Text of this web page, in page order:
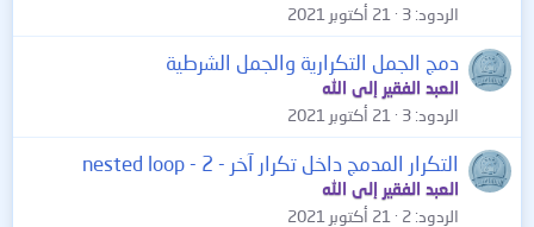
الردود 3 21 أكتوبر 2021
دمج الجمل التكرارية والجمل الشرطية
العبد الفقير إلى الله
الردود 3 21 أكتوبر 2021
التكرار المدمج داخل تكرار آخر - 2 - nested loop
العبد الفقير إلى الله
الردود 2 21 أكتوبر 2021